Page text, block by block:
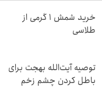
خرید شمش 1 گرمی از
طلاسی
توصیه آیت‌الله بهجت برای
باطل کردن چشم زخم